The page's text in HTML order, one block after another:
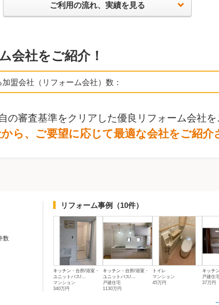
ご利用の流れ、実績を見る
会社をご紹介！
盟会社（リフォーム会社）数：
の審査基準をクリアした優良リフォーム会社を
ら、ご要望に応じて最適な会社をご紹介
数
リフォーム事例 （10件）
キッチン・台所/浴室・
ユニットバス/...
マンション
340万円
キッチン・台所/浴室・
ユニットバス/...
戸建住宅
1130万円
トイレ
マンション
45万円
キッチ
戸建住
37万円